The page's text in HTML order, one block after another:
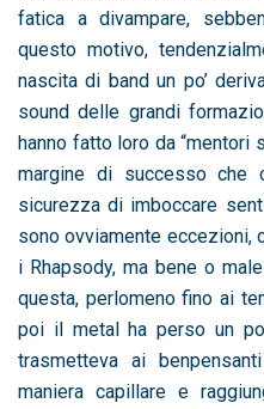
fatica a divampare,
questo motivo,
nascita di band un po’
sound delle grandi
hanno fatto loro da “mentori
margine di successo che
sicurezza di imboccare
sono ovviamente eccezioni,
i Rhapsody, ma bene o
questa, perlomeno fino ai
poi il metal ha perso un
trasmetteva ai
maniera capillare e